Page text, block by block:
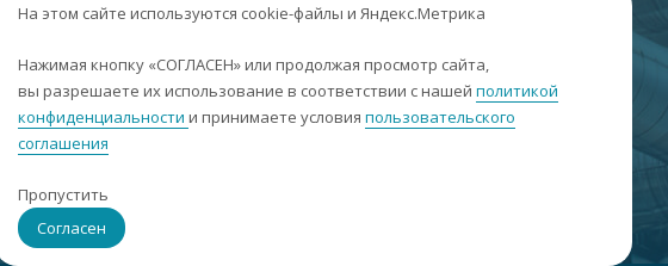
+7 (3852) 50-60-74;+7 (3852) 50-60-73
г. Барнаул, пр. Ленина, 158А, Н1/204
сб-вс: выходные
На этом сайте используются cookie-файлы и Яндекс.Метрика
Нажимая кнопку «СОГЛАСЕН» или продолжая просмотр сайта,
вы разрешаете их использование в соответствии с нашей политикой
конфиденциальности и принимаете условия пользовательского
соглашения
Пропустить
Согласен